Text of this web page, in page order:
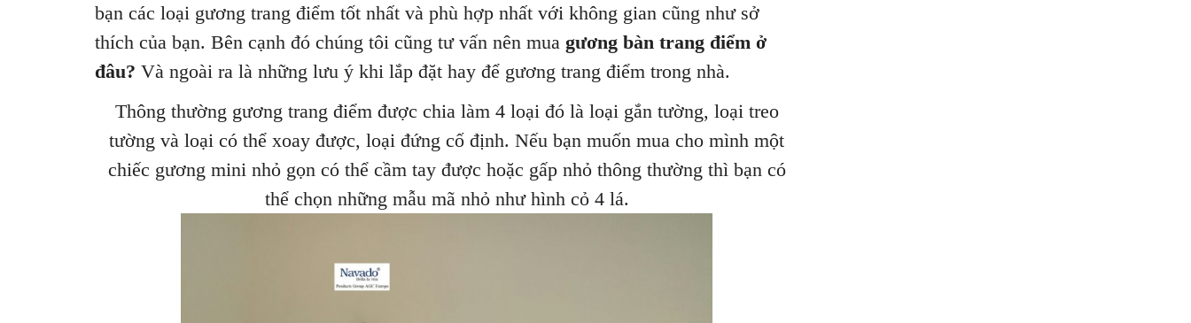
bạn các loại gương trang điểm tốt nhất và phù hợp nhất với không gian cũng như sở
thích của bạn. Bên cạnh đó chúng tôi cũng tư vấn nên mua gương bàn trang điểm ở
đâu? Và ngoài ra là những lưu ý khi lắp đặt hay để gương trang điểm trong nhà.
Thông thường gương trang điểm được chia làm 4 loại đó là loại gắn tường, loại treo
tường và loại có thể xoay được, loại đứng cố định. Nếu bạn muốn mua cho mình một
chiếc gương mini nhỏ gọn có thể cầm tay được hoặc gấp nhỏ thông thường thì bạn có
thể chọn những mẫu mã nhỏ như hình cỏ 4 lá.